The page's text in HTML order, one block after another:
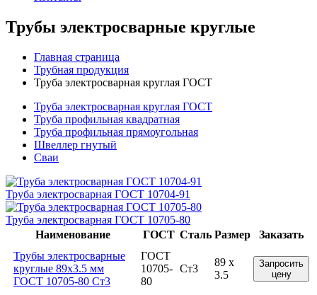
Трубы электросварные круглые
Главная страница
Трубная продукция
Труба электросварная круглая ГОСТ
Труба электросварная круглая ГОСТ
Труба профильная квадратная
Труба профильная прямоугольная
Швеллер гнутый
Сваи
Труба электросварная ГОСТ 10704-91
Труба электросварная ГОСТ 10705-80
Наименование
ГОСТ Сталь Размер
Заказать
Трубы электросварные
круглые 89x3.5 мм
ГОСТ 10705-80 Ст3
ГОСТ
10705-
80
Ст3
89 x
3.5
Запросить
цену